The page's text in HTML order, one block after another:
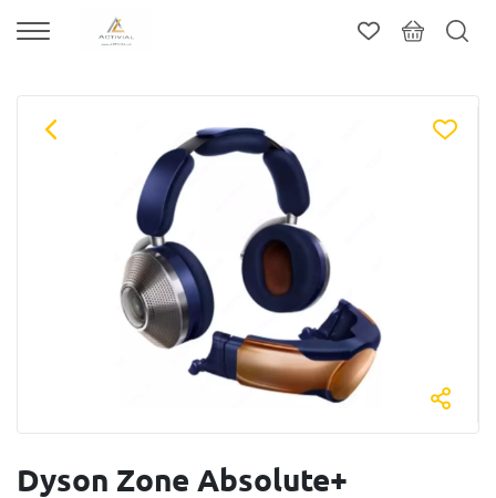
Dyson Zone Absolute+